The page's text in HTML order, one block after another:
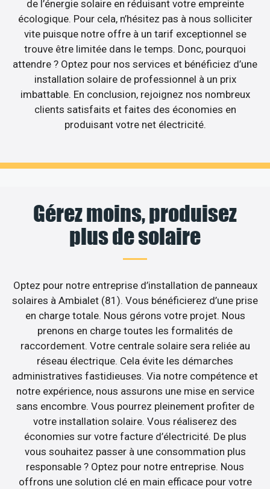
de l’énergie solaire en réduisant votre empreinte
écologique. Pour cela, n’hésitez pas à nous solliciter
vite puisque notre offre à un tarif exceptionnel se
trouve être limitée dans le temps. Donc, pourquoi
attendre ? Optez pour nos services et bénéficiez d’une
installation solaire de professionnel à un prix
imbattable. En conclusion, rejoignez nos nombreux
clients satisfaits et faites des économies en
produisant votre net électricité.
Gérez moins, produisez
plus de solaire
Optez pour notre entreprise d’installation de panneaux
solaires à Ambialet (81). Vous bénéficierez d’une prise
en charge totale. Nous gérons votre projet. Nous
prenons en charge toutes les formalités de
raccordement. Votre centrale solaire sera reliée au
réseau électrique. Cela évite les démarches
administratives fastidieuses. Via notre compétence et
notre expérience, nous assurons une mise en service
sans encombre. Vous pourrez pleinement profiter de
votre installation solaire. Vous réaliserez des
économies sur votre facture d’électricité. De plus
vous souhaitez passer à une consommation plus
responsable ? Optez pour notre entreprise. Nous
offrons une solution clé en main efficace pour votre